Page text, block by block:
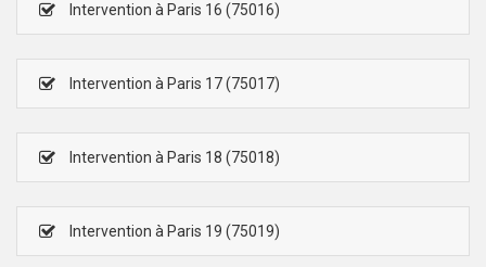
Intervention à Paris 16 (75016)
Intervention à Paris 17 (75017)
Intervention à Paris 18 (75018)
Intervention à Paris 19 (75019)